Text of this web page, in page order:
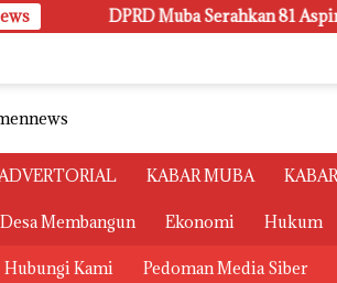
DPRD Muba Serahkan 81 Aspirasi
KABAR MUBA
Desa Membangun Ekonomi Hukum
Hubungi Kami Pedoman Media Siber